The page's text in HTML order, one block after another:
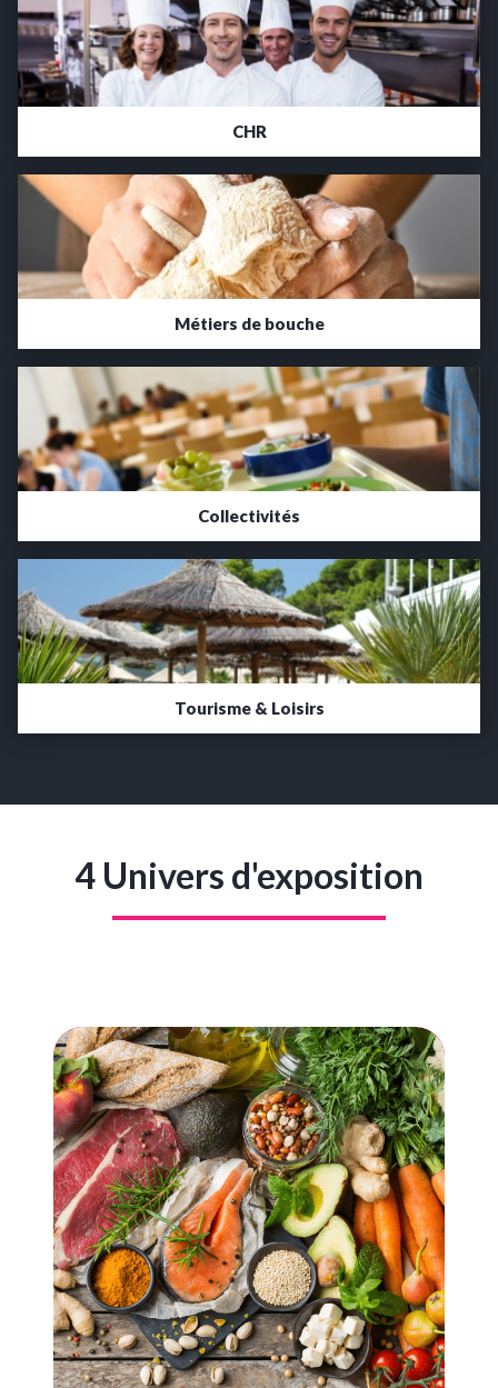
CHR
Métiers de bouche
Collectivités
Tourisme & Loisirs
4 Univers d'exposition